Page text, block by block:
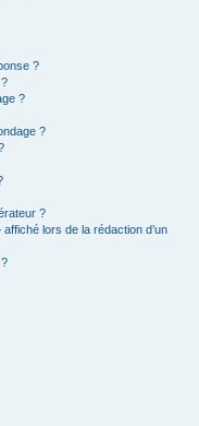
?
?
?
?
lors de la rédaction d’un